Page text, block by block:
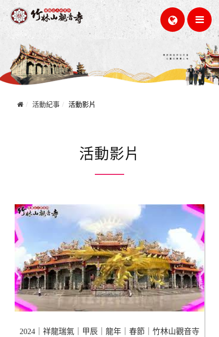
活動紀事 活動影片
活動影片
2024｜祥龍瑞氣｜甲辰｜龍年｜春節｜竹林山觀音寺